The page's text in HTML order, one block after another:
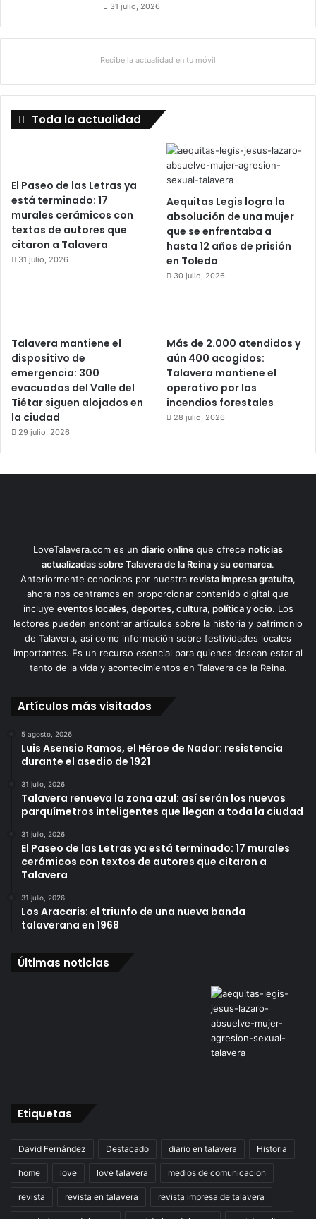
31 julio, 2026
Recibe la actualidad en tu móvil
Toda la actualidad
El Paseo de las Letras ya
está terminado: 17
murales cerámicos con
textos de autores que
citaron a Talavera
31 julio, 2026
Aequitas Legis logra la
absolución de una mujer
que se enfrentaba a
hasta 12 años de prisión
en Toledo
30 julio, 2026
Talavera mantiene el
dispositivo de
emergencia: 300
evacuados del Valle del
Tiétar siguen alojados en
la ciudad
29 julio, 2026
Más de 2.000 atendidos y
aún 400 acogidos:
Talavera mantiene el
operativo por los
incendios forestales
28 julio, 2026
LoveTalavera.com es un diario online que ofrece noticias
actualizadas sobre Talavera de la Reina y su comarca.
Anteriormente conocidos por nuestra revista impresa gratuita,
ahora nos centramos en proporcionar contenido digital que
incluye eventos locales, deportes, cultura, política y ocio. Los
lectores pueden encontrar artículos sobre la historia y patrimonio
de Talavera, así como información sobre festividades locales
importantes. Es un recurso esencial para quienes desean estar al
tanto de la vida y acontecimientos en Talavera de la Reina.
Artículos más visitados
5 agosto, 2026
Luis Asensio Ramos, el Héroe de Nador: resistencia
durante el asedio de 1921
31 julio, 2026
Talavera renueva la zona azul: así serán los nuevos
parquímetros inteligentes que llegan a toda la ciudad
31 julio, 2026
El Paseo de las Letras ya está terminado: 17 murales
cerámicos con textos de autores que citaron a
Talavera
31 julio, 2026
Los Aracaris: el triunfo de una nueva banda
talaverana en 1968
Últimas noticias
Etiquetas
David Fernández Destacado diario en talavera Historia
home love love talavera medios de comunicacion
revista revista en talavera revista impresa de talavera